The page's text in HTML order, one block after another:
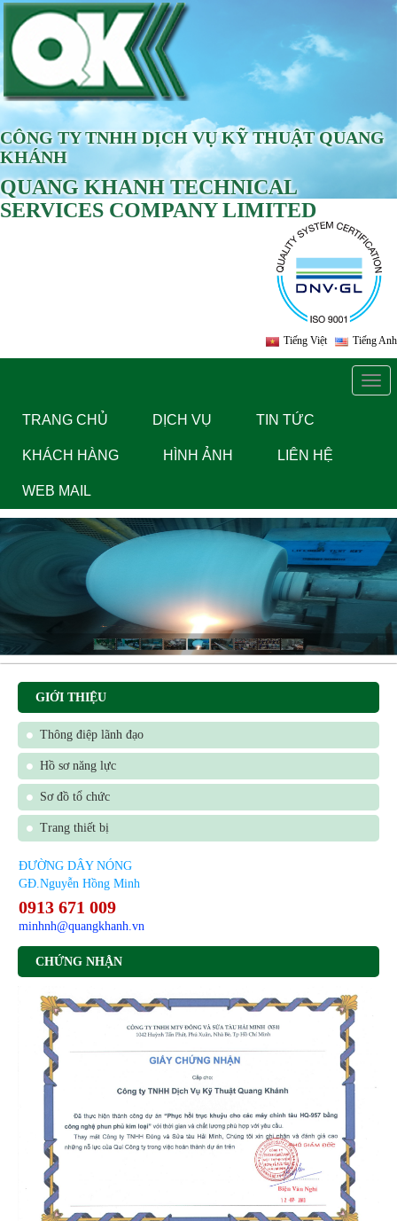
CÔNG TY TNHH DỊCH VỤ KỸ THUẬT QUANG
KHÁNH
QUANG KHANH TECHNICAL
SERVICES COMPANY LIMITED
Tiếng Việt Tiếng Anh
TRANG CHỦ DỊCH VỤ TIN TỨC
KHÁCH HÀNG HÌNH ẢNH LIÊN HỆ
WEB MAIL
GIỚI THIỆU
Thông điệp lãnh đạo
Hồ sơ năng lực
Sơ đồ tổ chức
Trang thiết bị
ĐƯỜNG DÂY NÓNG
GĐ.Nguyễn Hồng Minh
0913 671 009
minhnh@quangkhanh.vn
CHỨNG NHẬN